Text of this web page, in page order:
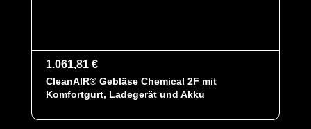
1.061,81 €
CleanAIR® Gebläse Chemical 2F mit
Komfortgurt, Ladegerät und Akku